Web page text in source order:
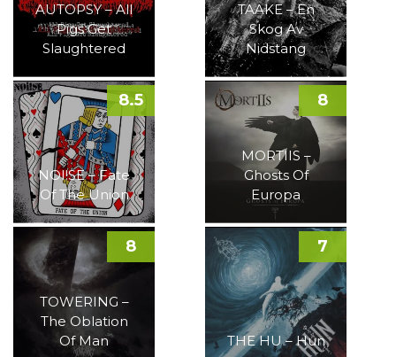
AUTOPSY – All
Pigs Get
Slaughtered
TAAKE – En
Skog Av
Nidstang
NOI!SE – Fate
Of The Union
8.5
MORTIIS –
Ghosts Of
Europa
8
TOWERING –
The Oblation
Of Man
8
THE HU – Hun
7